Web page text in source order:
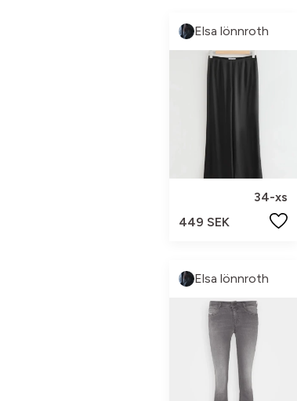
Elsa lönnroth
34-xs
449 SEK
Elsa lönnroth